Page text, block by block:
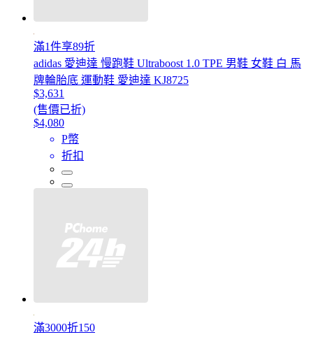
滿1件享89折
adidas 愛迪達 慢跑鞋 Ultraboost 1.0 TPE 男鞋 女鞋 白 馬
牌輪胎底 運動鞋 愛迪達 KJ8725
$3,631
(售價已折)
$4,080
P幣
折扣
滿3000折150